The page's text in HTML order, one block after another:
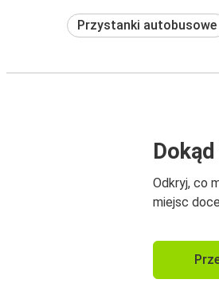
Przystanki autobusowe
Odkryj, co
miejsc